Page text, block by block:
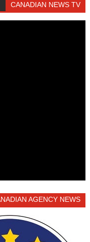
CANADIAN NEWS TV
AGENCY NEWS